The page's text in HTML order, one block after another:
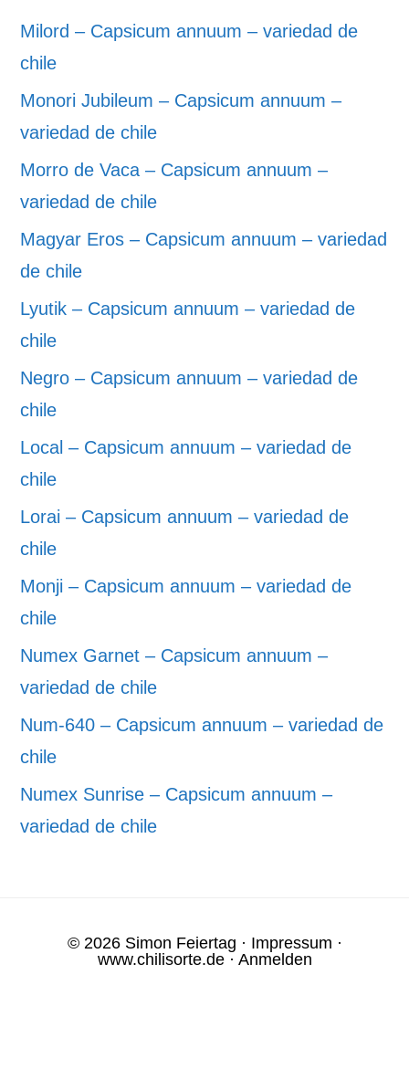
Milord – Capsicum annuum – variedad de
chile
Monori Jubileum – Capsicum annuum –
variedad de chile
Morro de Vaca – Capsicum annuum –
variedad de chile
Magyar Eros – Capsicum annuum – variedad
de chile
Lyutik – Capsicum annuum – variedad de
chile
Negro – Capsicum annuum – variedad de
chile
Local – Capsicum annuum – variedad de
chile
Lorai – Capsicum annuum – variedad de
chile
Monji – Capsicum annuum – variedad de
chile
Numex Garnet – Capsicum annuum –
variedad de chile
Num-640 – Capsicum annuum – variedad de
chile
Numex Sunrise – Capsicum annuum –
variedad de chile
© 2026 Simon Feiertag · Impressum ·
www.chilisorte.de· Anmelden